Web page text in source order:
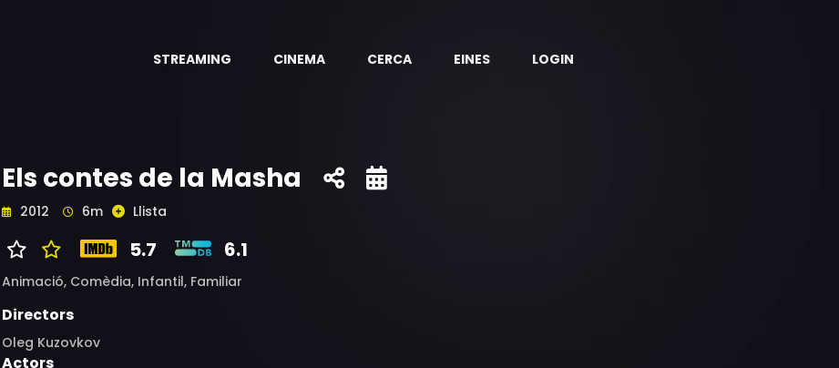
STREAMING CINEMA CERCA EINES LOGIN
Els contes de la Masha
2012 6m Llista
5.7 6.1
Animació, Comèdia, Infantil, Familiar
Directors
Oleg Kuzovkov
Actors